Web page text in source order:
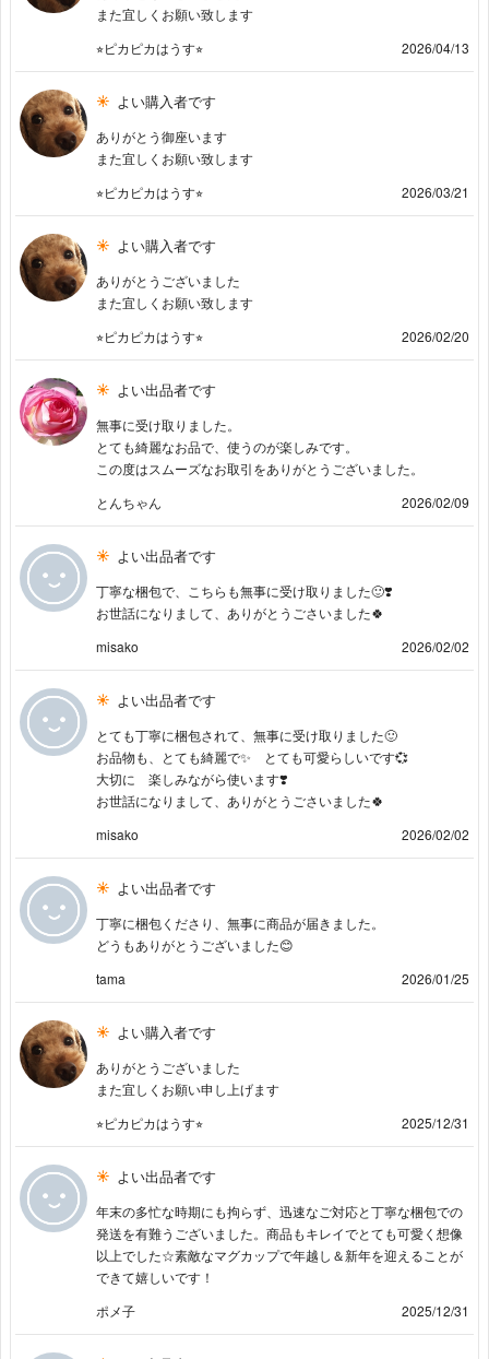
また宜しくお願い致します
⭐︎ピカピカはうす⭐︎
2026/04/13
よい購入者です
ありがとう御座います
また宜しくお願い致します
⭐︎ピカピカはうす⭐︎
2026/03/21
よい購入者です
ありがとうございました
また宜しくお願い致します
⭐︎ピカピカはうす⭐︎
2026/02/20
よい出品者です
無事に受け取りました。
とても綺麗なお品で、使うのが楽しみです。
この度はスムーズなお取引をありがとうございました。
とんちゃん
2026/02/09
よい出品者です
丁寧な梱包で、こちらも無事に受け取りました🙂❣️
お世話になりまして、ありがとうごさいました🍀
misako
2026/02/02
よい出品者です
とても丁寧に梱包されて、無事に受け取りました🙂
お品物も、とても綺麗で✨ とても可愛らしいです💞
大切に 楽しみながら使います❣️
お世話になりまして、ありがとうごさいました🍀
misako
2026/02/02
よい出品者です
丁寧に梱包くださり、無事に商品が届きました。
どうもありがとうございました😊
tama
2026/01/25
よい購入者です
ありがとうございました
また宜しくお願い申し上げます
⭐︎ピカピカはうす⭐︎
2025/12/31
よい出品者です
年末の多忙な時期にも拘らず、迅速なご対応と丁寧な梱包での
発送を有難うございました。商品もキレイでとても可愛く想像
以上でした☆素敵なマグカップで年越し＆新年を迎えることが
できて嬉しいです！
ポメ子
2025/12/31